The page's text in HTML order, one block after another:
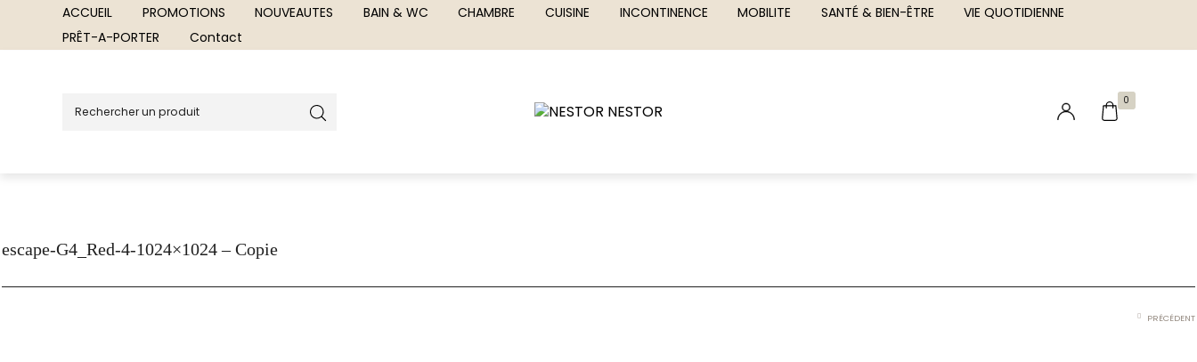
ACCUEIL PROMOTIONS NOUVEAUTES BAIN & WC CHAMBRE CUISINE INCONTINENCE MOBILITE SANTÉ & BIEN-ÊTRE
VIE QUOTIDIENNE
PRÊT-A-PORTER
Contact
0
escape-G4_Red-4-1024×1024 – Copie
PRÉCÉDENT